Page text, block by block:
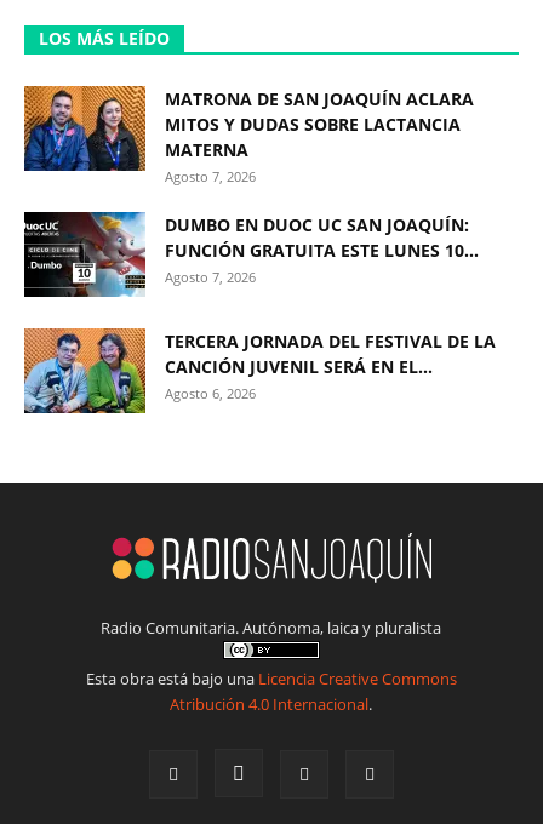
LOS MÁS LEÍDO
MATRONA DE SAN JOAQUÍN ACLARA
MITOS Y DUDAS SOBRE LACTANCIA
MATERNA
Agosto 7, 2026
DUMBO EN DUOC UC SAN JOAQUÍN:
FUNCIÓN GRATUITA ESTE LUNES 10...
Agosto 7, 2026
TERCERA JORNADA DEL FESTIVAL DE LA
CANCIÓN JUVENIL SERÁ EN EL...
Agosto 6, 2026
Radio Comunitaria. Autónoma, laica y pluralista
Esta obra está bajo una Licencia Creative Commons
Atribución 4.0 Internacional.